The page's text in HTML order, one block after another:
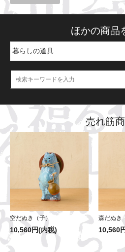
ほかの商品
売れ筋
空だぬき（子）
10,560円(内税)
森だぬき
10,560